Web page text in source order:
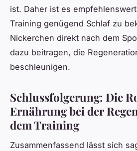
ist. Daher ist es
Training genügend Schlaf zu
Nickerchen direkt nach dem
dazu beitragen, die
beschleunigen.
Schlussfolgerung: Die
Ernährung bei der
dem Training
Zusammenfassend lässt sich